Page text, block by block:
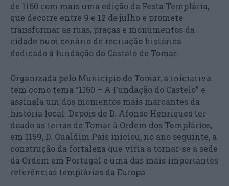
de 1160 com mais uma edição da Festa Templária,
que decorre entre 9 e 12 de julho e promete
transformar as ruas, praças e monumentos da
cidade num cenário de recriação histórica
dedicado à fundação do Castelo de Tomar.
Organizada pelo Município de Tomar, a iniciativa
tem como tema “1160 – A Fundação do Castelo” e
assinala um dos momentos mais marcantes da
história local. Depois de D. Afonso Henriques ter
doado as terras de Tomar à Ordem dos Templários,
em 1159, D. Gualdim Pais iniciou, no ano seguinte, a
construção da fortaleza que viria a tornar-se a sede
da Ordem em Portugal e uma das mais importantes
referências templárias da Europa.